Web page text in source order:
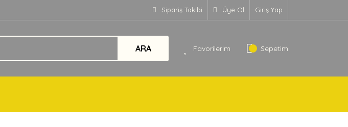
Sipariş Takibi Üye Ol Giriş Yap
ARA Favorilerim Sepetim